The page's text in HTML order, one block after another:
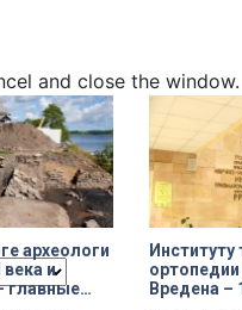
and close the window.
археологи
и
главные
Вредена –